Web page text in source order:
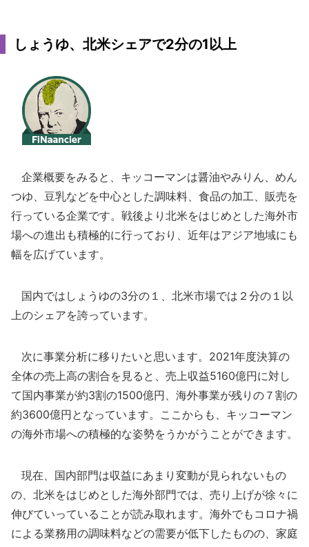
しょうゆ、北米シェアで2分の1以上
企業概要をみると、キッコーマンは醤油やみりん、めん
つゆ、豆乳などを中心とした調味料、食品の加工、販売を
行っている企業です。戦後より北米をはじめとした海外市
場への進出も積極的に行っており、近年はアジア地域にも
幅を広げています。
国内ではしょうゆの3分の１、北米市場では２分の１以
上のシェアを誇っています。
次に事業分析に移りたいと思います。2021年度決算の
全体の売上高の割合を見ると、売上収益5160億円に対し
て国内事業が約3割の1500億円、海外事業が残りの７割の
約3600億円となっています。ここからも、キッコーマン
の海外市場への積極的な姿勢をうかがうことができます。
現在、国内部門は収益にあまり変動が見られないもの
の、北米をはじめとした海外部門では、売り上げが徐々に
伸びていっていることが読み取れます。海外でもコロナ禍
による業務用の調味料などの需要が低下したものの、家庭